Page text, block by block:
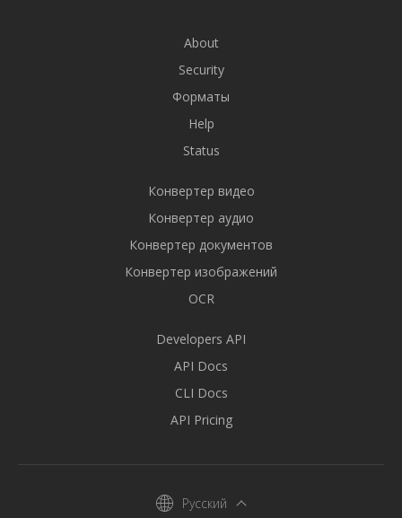
About
Security
Форматы
Help
Status
Конвертер видео
Конвертер аудио
Конвертер документов
Конвертер изображений
OCR
Developers API
API Docs
CLI Docs
API Pricing
Русский